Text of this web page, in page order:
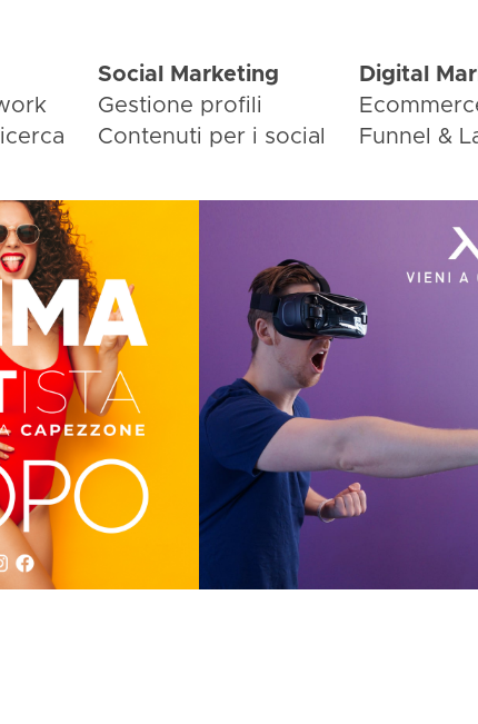
Social Marketing
Gestione profili
Contenuti per i social
Digital
Funnel &